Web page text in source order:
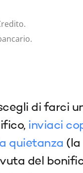
di farci
inviaci
quietanza (la
del